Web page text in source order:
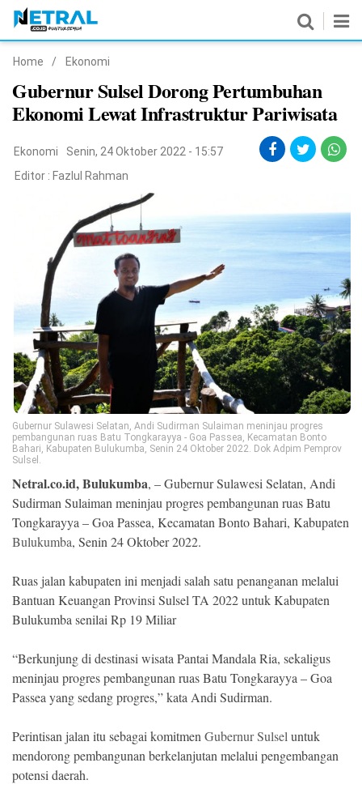
Nasional
Pemerintahan
Politik
Pendidikan
Peristiwa
Olahraga
Ekonomi
Memori
Copyright
.
Right
Reserved
Home / Ekonomi
Gubernur Sulsel Dorong Pertumbuhan
Ekonomi Lewat Infrastruktur Pariwisata
Ekonomi
Senin, 24 Oktober 2022 - 15:57
Editor : Fazlul Rahman
Gubernur Sulawesi Selatan, Andi Sudirman Sulaiman meninjau progres
pembangunan ruas Batu Tongkarayya - Goa Passea, Kecamatan Bonto
Bahari, Kabupaten Bulukumba, Senin 24 Oktober 2022. Dok Adpim Pemprov
Sulsel.
Netral.co.id, Bulukumba, – Gubernur Sulawesi Selatan, Andi
Sudirman Sulaiman meninjau progres pembangunan ruas Batu
Tongkarayya – Goa Passea, Kecamatan Bonto Bahari, Kabupaten
Bulukumba, Senin 24 Oktober 2022.
Ruas jalan kabupaten ini menjadi salah satu penanganan melalui
Bantuan Keuangan Provinsi Sulsel TA 2022 untuk Kabupaten
Bulukumba senilai Rp 19 Miliar
“Berkunjung di destinasi wisata Pantai Mandala Ria, sekaligus
meninjau progres pembangunan ruas Batu Tongkarayya – Goa
Passea yang sedang progres,” kata Andi Sudirman.
Perintisan jalan itu sebagai komitmen Gubernur Sulsel untuk
mendorong pembangunan berkelanjutan melalui pengembangan
potensi daerah.